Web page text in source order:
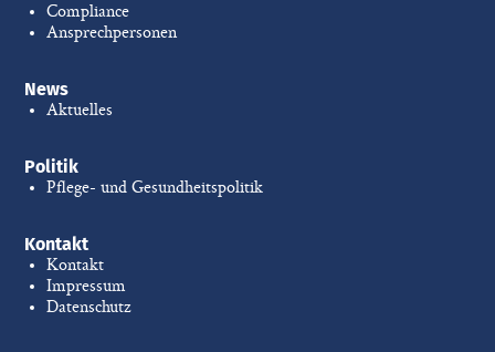
Compliance
Ansprechpersonen
News
Aktuelles
Politik
Pflege- und Gesundheitspolitik
Kontakt
Kontakt
Impressum
Datenschutz